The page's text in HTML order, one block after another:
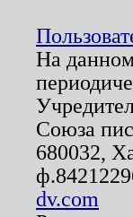
На
Союза
680032,
dv.com